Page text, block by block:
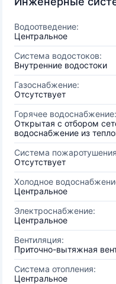
Водоотведение:
Центральное
Система водостоков:
Внутренние водостоки
Газоснабжение:
Отсутствует
Горячее водоснабжение:
Открытая с отбором
водоснабжение из
Система
Отсутствует
Холодное
Центральное
Электроснабжение:
Центральное
Вентиляция:
Приточно-вытяжная
Система отопления:
Центральное